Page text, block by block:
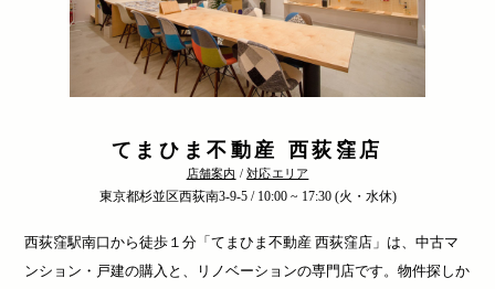
てまひま不動産 西荻窪店
店舗案内 /対応エリア
東京都杉並区西荻南3-9-5 / 10:00 ~ 17:30 (火・水休)
西荻窪駅南口から徒歩１分「てまひま不動産 西荻窪店」は、中古マ
ンション・戸建の購入と、リノベーションの専門店です。物件探しか